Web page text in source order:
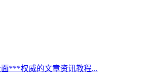
***权威的文章资讯教程...